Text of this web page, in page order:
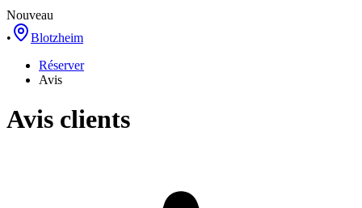
Nouveau
•
Blotzheim
Réserver
Avis
Avis clients